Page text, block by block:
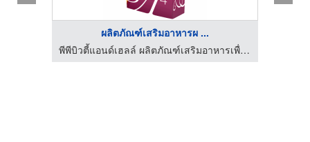
ผลิตภัณฑ์เสริมอาหารผ ...
พีพีบิวตี้แอนด์เฮลล์ ผลิตภัณฑ์เสริมอาหารเพื่อสุขภาพ อุดรธานี